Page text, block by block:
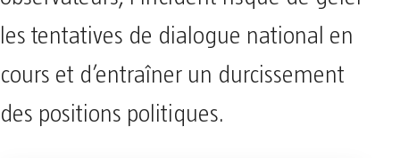
les tentatives de dialogue national en
cours et d’entraîner un durcissement
des positions politiques.